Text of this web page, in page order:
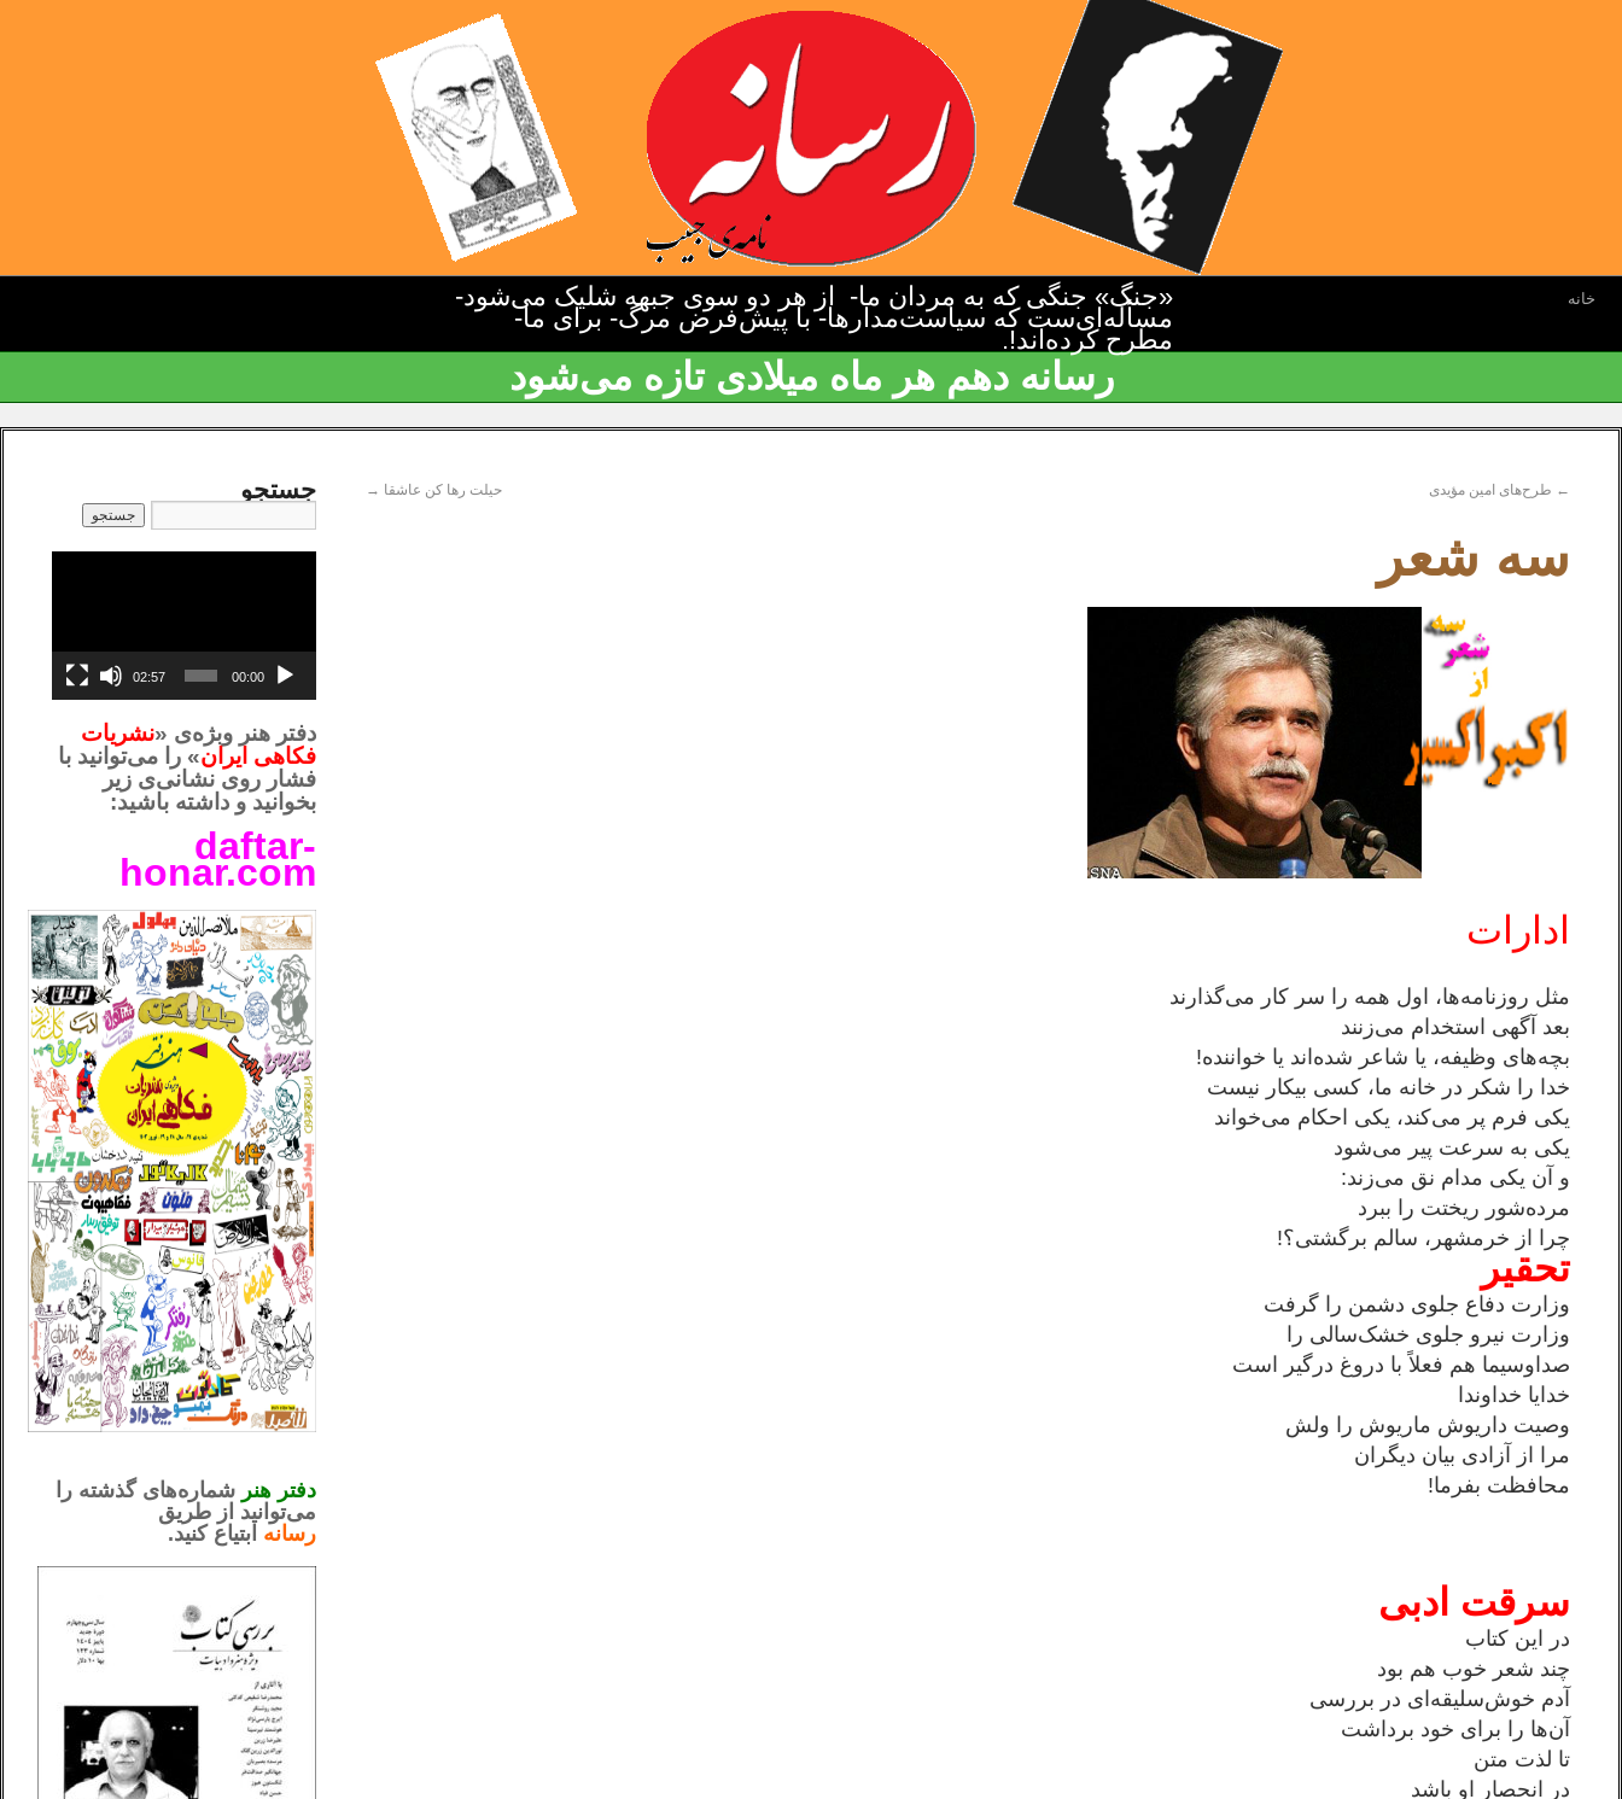
خانه «جنگ» جنگی که به مردان ما- از هر دو سوی جبهه شلیک می‌شود-
مسأله‌ای‌ست که سیاست‌مدارها- با پیش‌فرض مرگ- برای ما-
مطرح کرده‌اند!.
رسانه دهم هر ماه میلادی تازه می‌شود
← طرح‌های امین‌ مؤیدی حیلت رها کن عاشقا →
سه شعر
ادارات
مثل روزنامه‌ها، اول همه را سر كار می‌گذارند
بعد آگهی استخدام می‌زنند
بچه‌های وظيفه، يا شاعر شده‌اند يا خواننده!
خدا را شكر در خانه ما، كسی بيكار نيست
يكی فرم پر می‌كند، يكی احكام می‌خواند
يكی به سرعت پير می‌شود
و آن يكی مدام نق می‌زند:
مرده‌شور ريختت را ببرد
چرا از خرمشهر، سالم برگشتی؟!
تحقیر
وزارت دفاع جلوی دشمن را گرفت
وزارت نیرو جلوی خشک‌سالی را
صداوسیما هم فعلاً با دروغ درگیر است
خدایا خداوندا
وصیت داریوش ماریوش را ولش
مرا از آزادی بیان دیگران
محافظت بفرما!
سرقت ادبی
در این کتاب
چند شعر خوب هم بود
آدم خوش‌سلیقه‌ای در بررسی
آن‌ها را برای خود برداشت
تا لذت متن
در انحصار او باشد
جستجو
00:00
02:57
دفتر هنر وبژه‌ی «نشریات
فکاهی ایران» را می‌توانید با
فشار روی نشانی‌ی زیر
بخوانید و داشته باشید:
daftar-
honar.com
دفتر هنر شماره‌های گذشته را
می‌توانید از طریق
رسانه ابتیاع کنید.